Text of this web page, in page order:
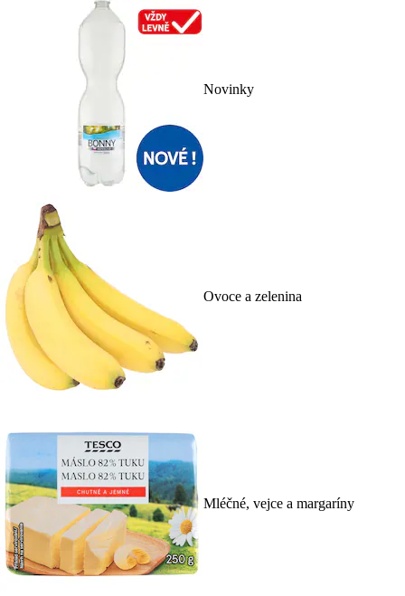
Novinky
Ovoce a zelenina
Mléčné, vejce a margaríny